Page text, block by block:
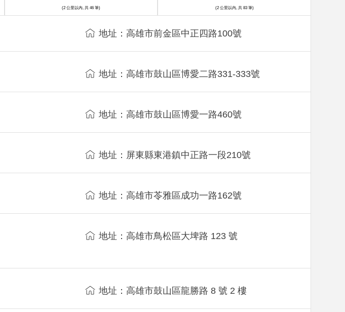
地址：高雄市前金區中正四路100號
地址：高雄市鼓山區博愛二路331-333號
地址：高雄市鼓山區博愛一路460號
地址：屏東縣東港鎮中正路一段210號
地址：高雄市苓雅區成功一路162號
地址：高雄市鳥松區大埤路 123 號
地址：高雄市鼓山區龍勝路 8 號 2 樓
(2 公里以內, 共 46 筆) (2 公里以內, 共 83 筆)